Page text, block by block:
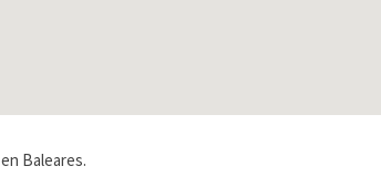
Baleares.